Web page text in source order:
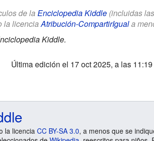
de la Enciclopedia Kiddle(incluidas
la licenciaAtribución-CompartirIguala
Kiddle.
Última edición el 17 oct 2025, a las 11:19
la licencia CC BY-SA 3.0, a menos que se